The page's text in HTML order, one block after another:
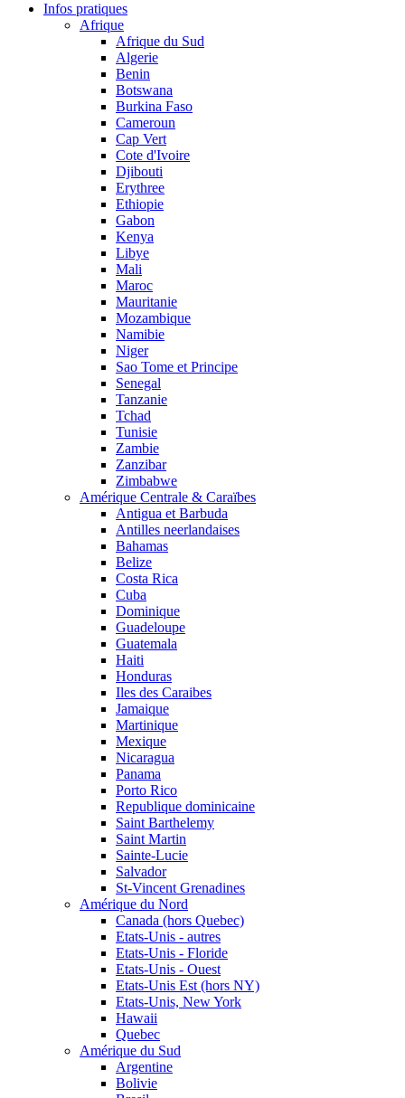
Infos pratiques
Afrique
Afrique du Sud
Algerie
Benin
Botswana
Burkina Faso
Cameroun
Cap Vert
Cote d'Ivoire
Djibouti
Erythree
Ethiopie
Gabon
Kenya
Libye
Mali
Maroc
Mauritanie
Mozambique
Namibie
Niger
Sao Tome et Principe
Senegal
Tanzanie
Tchad
Tunisie
Zambie
Zanzibar
Zimbabwe
Amérique Centrale & Caraïbes
Antigua et Barbuda
Antilles neerlandaises
Bahamas
Belize
Costa Rica
Cuba
Dominique
Guadeloupe
Guatemala
Haiti
Honduras
Iles des Caraibes
Jamaique
Martinique
Mexique
Nicaragua
Panama
Porto Rico
Republique dominicaine
Saint Barthelemy
Saint Martin
Sainte-Lucie
Salvador
St-Vincent Grenadines
Amérique du Nord
Canada (hors Quebec)
Etats-Unis - autres
Etats-Unis - Floride
Etats-Unis - Ouest
Etats-Unis Est (hors NY)
Etats-Unis, New York
Hawaii
Quebec
Amérique du Sud
Argentine
Bolivie